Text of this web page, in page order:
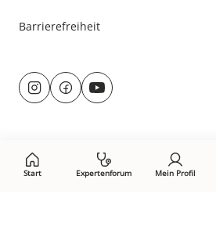
Start Expertenforum Mein Profil
Barrierefreiheit
Besuche
uns
auf:
@
d
u
f